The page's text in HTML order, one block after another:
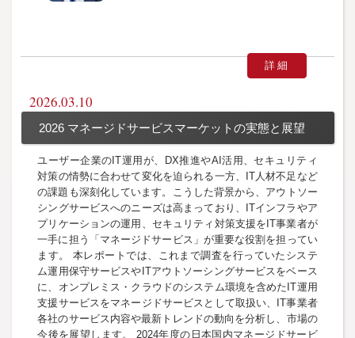
詳細
2026.03.10
2026 マネージドサービスマーケットの実態と展望
ユーザー企業のIT運用が、DX推進やAI活用、セキュリティ
対策の情勢に合わせて変化を迫られる一方、IT人材不足など
の課題も深刻化しています。こうした背景から、アウトソー
シングサービスへのニーズは高まっており、ITインフラやア
プリケーションの運用、セキュリティ対策支援をIT事業者が
一手に担う「マネージドサービス」が重要な役割を担ってい
ます。 本レポートでは、これまで調査を行っていたシステ
ム運用保守サービスやITアウトソーシングサービスをベース
に、オンプレミス・クラウドのシステム環境を含めたIT運用
支援サービスをマネージドサービスとして取扱い、IT事業者
各社のサービス内容や最新トレンドの動向を分析し、市場の
今後を展望します。 2024年度の日本国内マネージドサービ